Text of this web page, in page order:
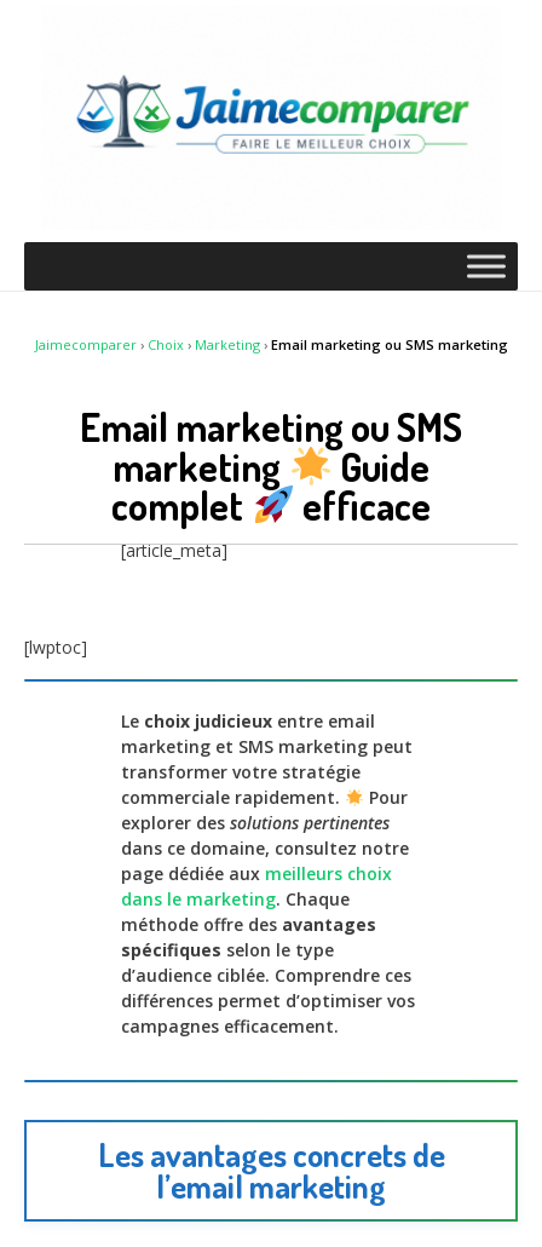
Jaimecomparer› Choix› Marketing› Email marketing ou SMS marketing
Email marketing ou SMS
marketing
Guide
complet
efficace
[article_meta]
[lwptoc]
Le choix judicieux entre email
marketing et SMS marketing peut
transformer votre stratégie
commerciale rapidement.
Pour
explorer des solutions pertinentes
dans ce domaine, consultez notre
page dédiée aux meilleurs choix
dans le marketing. Chaque
méthode offre des avantages
spécifiques selon le type
d’audience ciblée. Comprendre ces
différences permet d’optimiser vos
campagnes efficacement.
Les avantages concrets de
l’email marketing